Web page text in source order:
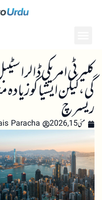
کلیرٹی امریکی ڈالر
گی، لیکن ایشیا کو
ریسرچ
مئی 15, 2026 Paracha